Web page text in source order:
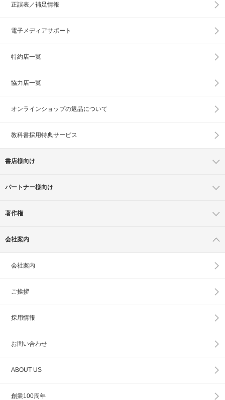
正誤表／補足情報
電子メディアサポート
特約店一覧
協力店一覧
オンラインショップの返品について
教科書採用特典サービス
書店様向け
パートナー様向け
著作権
会社案内
会社案内
ご挨拶
採用情報
お問い合わせ
ABOUT US
創業100周年